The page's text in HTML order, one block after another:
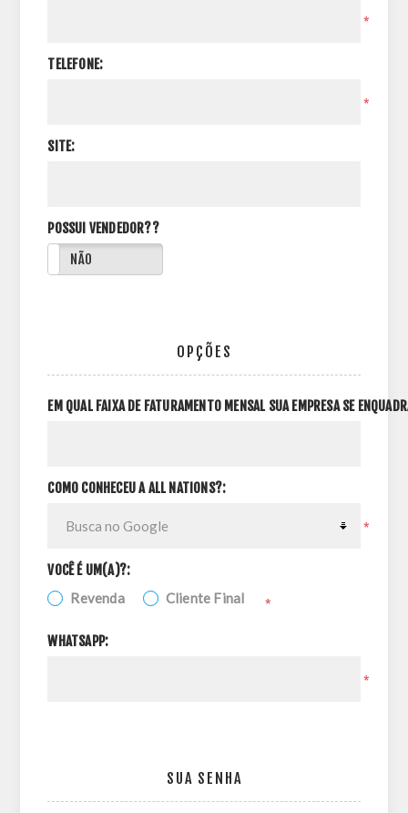
*
TELEFONE:
*
SITE:
POSSUI VENDEDOR??
NÃO
OPÇÕES
EM QUAL FAIXA DE FATURAMENTO MENSAL SUA EMPRESA SE
COMO CONHECEU A ALL NATIONS?:
*
VOCÊ É UM(A)?:
Revenda Cliente Final *
WHATSAPP:
*
SUA SENHA